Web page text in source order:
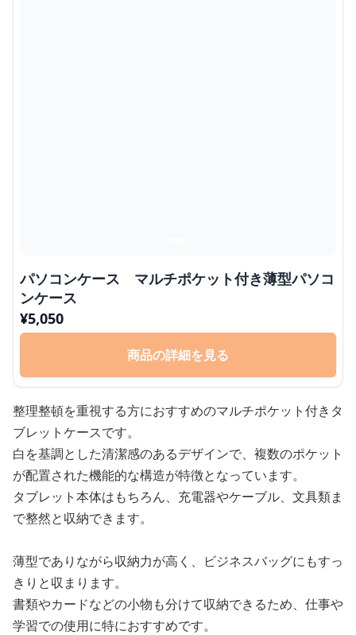
パソコンケース マルチポケット付き薄型パソコ
ンケース
¥5,050
商品の詳細を見る
整理整頓を重視する方におすすめのマルチポケット付きタ
ブレットケースです。
白を基調とした清潔感のあるデザインで、複数のポケット
が配置された機能的な構造が特徴となっています。
タブレット本体はもちろん、充電器やケーブル、文具類ま
で整然と収納できます。
薄型でありながら収納力が高く、ビジネスバッグにもすっ
きりと収まります。
書類やカードなどの小物も分けて収納できるため、仕事や
学習での使用に特におすすめです。